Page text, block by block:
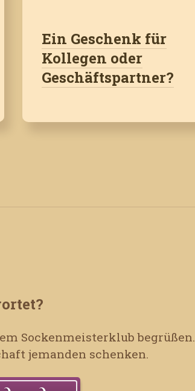
Ein Geschenk für
Kollegen oder
Geschäftspartner?
Sockenmeisterklub begrüßen.
jemanden schenken.